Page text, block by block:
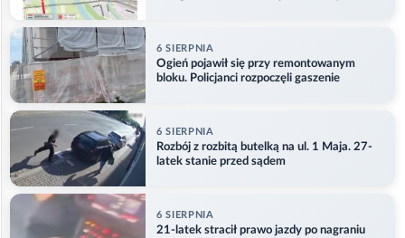
6 SIERPNIA
Ogień pojawił się przy remontowanym
bloku. Policjanci rozpoczęli gaszenie
6 SIERPNIA
Rozbój z rozbitą butelką na ul. 1 Maja. 27-
latek stanie przed sądem
6 SIERPNIA
21-latek stracił prawo jazdy po nagraniu